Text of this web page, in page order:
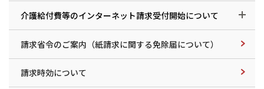
介護給付費等のインターネット請求受付開始について
請求省令のご案内（紙請求に関する免除届について）
請求時効について